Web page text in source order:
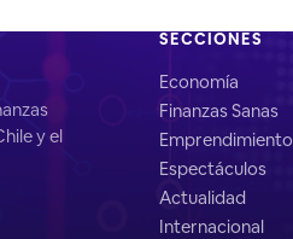
y el
SECCIONES
Economía
Finanzas Sanas
Emprendimiento
Espectáculos
Actualidad
Internacional